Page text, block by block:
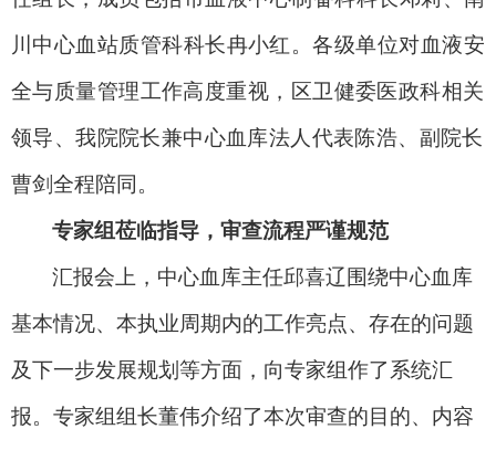
川中心血站质管科科长冉小红。各级单位对血液安
全与质量管理工作高度重视 ，
区卫健委医政科相关
领导、我院院长兼中心血库法人 代表陈浩、副院长
曹剑全程陪同。
专家组莅临指导，审查流程严谨规范
汇报会 上，中心血库主任邱喜辽围绕中心血库
基本情况、 本执业周期内的工作亮点、存在的问题
及下一步发展规划等方面，向专家组作了系统汇
报。专家组组长董伟介绍了本次审查的目的、内容